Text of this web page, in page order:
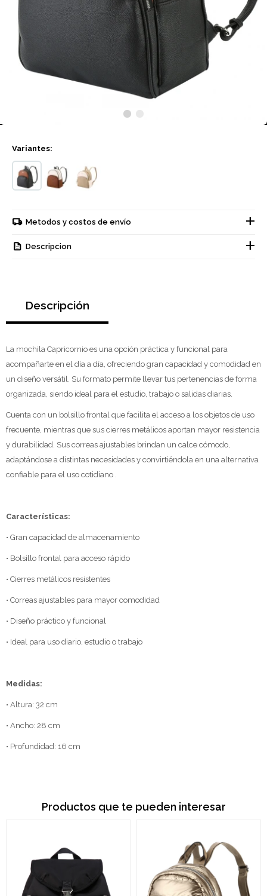
Variantes:
Metodos y costos de envío
Descripcion
Descripción
La mochila Capricornio es una opción práctica y funcional para
acompañarte en el día a día, ofreciendo gran capacidad y comodidad en
un diseño versátil. Su formato permite llevar tus pertenencias de forma
organizada, siendo ideal para el estudio, trabajo o salidas diarias.
Cuenta con un bolsillo frontal que facilita el acceso a los objetos de uso
frecuente, mientras que sus cierres metálicos aportan mayor resistencia
y durabilidad. Sus correas ajustables brindan un calce cómodo,
adaptándose a distintas necesidades y convirtiéndola en una alternativa
confiable para el uso cotidiano .
Características:
• Gran capacidad de almacenamiento
• Bolsillo frontal para acceso rápido
• Cierres metálicos resistentes
• Correas ajustables para mayor comodidad
• Diseño práctico y funcional
• Ideal para uso diario, estudio o trabajo
Medidas:
• Altura: 32 cm
• Ancho: 28 cm
• Profundidad: 16 cm
Productos que te pueden interesar